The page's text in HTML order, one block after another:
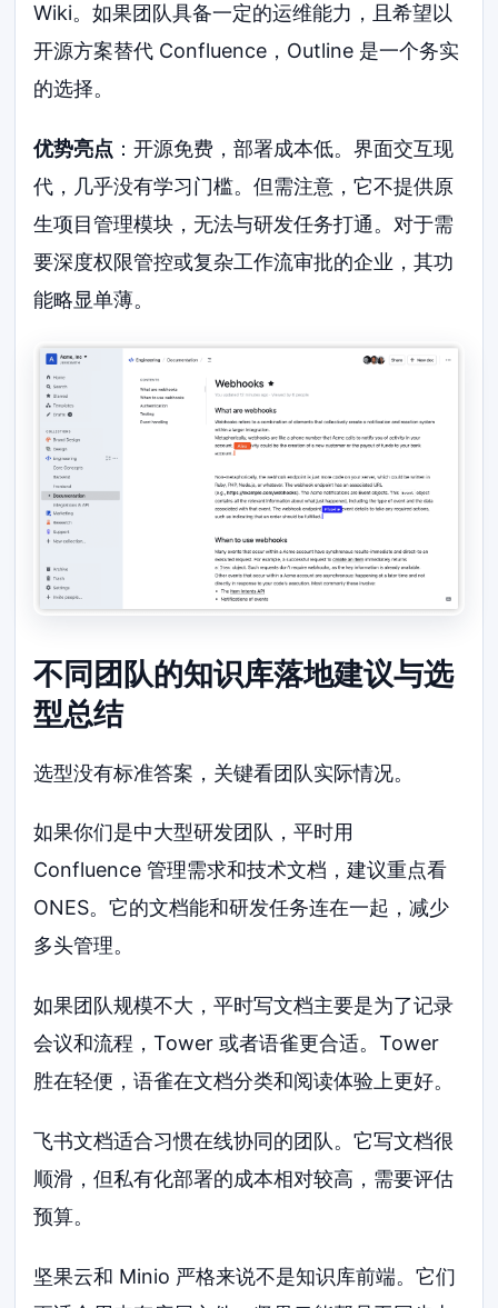
Wiki。如果团队具备一定的运维能力，且希望以
开源方案替代 Confluence，Outline 是一个务实
的选择。
优势亮点 ：开源免费，部署成本低。界面交互现
代，几乎没有学习门槛。但需注意，它不提供原
生项目管理模块，无法与研发任务打通。对于需
要深度权限管控或复杂工作流审批的企业，其功
能略显单薄。
不同团队的知识库落地建议与选
型总结
选型没有标准答案，关键看团队实际情况。
如果你们是中大型研发团队，平时用
Confluence 管理需求和技术文档，建议重点看
ONES。它的文档能和研发任务连在一起，减少
多头管理。
如果团队规模不大，平时写文档主要是为了记录
会议和流程，Tower 或者语雀更合适。Tower
胜在轻便，语雀在文档分类和阅读体验上更好。
飞书文档适合习惯在线协同的团队。它写文档很
顺滑，但私有化部署的成本相对较高，需要评估
预算。
坚果云和 Minio 严格来说不是知识库前端。它们